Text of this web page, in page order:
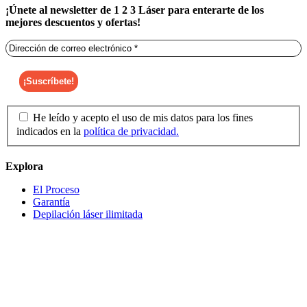
¡Únete al newsletter de 1 2 3 Láser para enterarte de los
mejores descuentos y ofertas!
He leído y acepto el uso de mis datos para los fines
indicados en la política de privacidad.
Explora
El Proceso
Garantía
Depilación láser ilimitada